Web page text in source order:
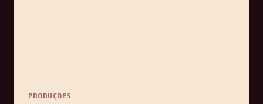
PRODUÇÕES